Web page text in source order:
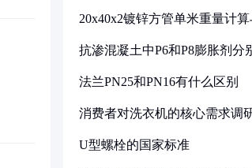
20x40x2镀锌方管单米重量计
抗渗混凝土中P6和P8膨胀剂分
法兰PN25和PN16有什么区别
消费者对洗衣机的核心需求调
U型螺栓的国家标准